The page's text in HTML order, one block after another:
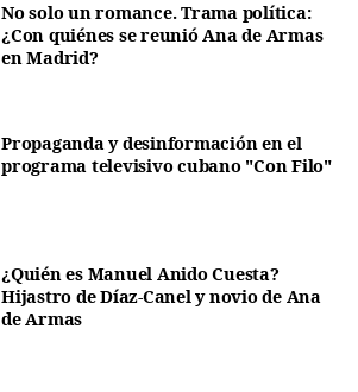
No solo un romance. Trama política:
¿Con quiénes se reunió Ana de Armas
en Madrid?
Propaganda y desinformación en el
programa televisivo cubano "Con Filo"
¿Quién es Manuel Anido Cuesta?
Hijastro de Díaz-Canel y novio de Ana
de Armas